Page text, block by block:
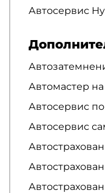
Автосервис
Автомастер
Автосервис
Автосервис